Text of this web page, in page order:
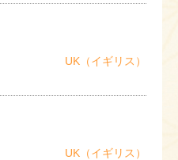
UK（イギリス）
UK（イギリス）